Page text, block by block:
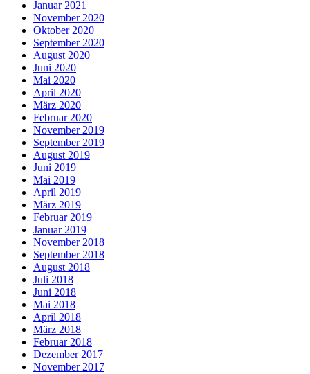
Januar 2021
November 2020
Oktober 2020
September 2020
August 2020
Juni 2020
Mai 2020
April 2020
März 2020
Februar 2020
November 2019
September 2019
August 2019
Juni 2019
Mai 2019
April 2019
März 2019
Februar 2019
Januar 2019
November 2018
September 2018
August 2018
Juli 2018
Juni 2018
Mai 2018
April 2018
März 2018
Februar 2018
Dezember 2017
November 2017